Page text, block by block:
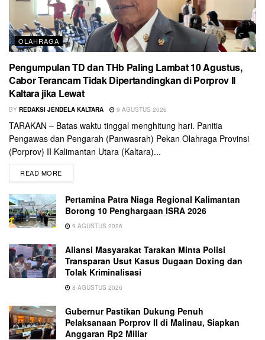
OLAHRAGA
Pengumpulan TD dan THb Paling Lambat 10 Agustus,
Cabor Terancam Tidak Dipertandingkan di Porprov II
Kaltara jika Lewat
BY REDAKSI JENDELA KALTARA 9 AGUSTUS 2026
TARAKAN – Batas waktu tinggal menghitung hari. Panitia
Pengawas dan Pengarah (Panwasrah) Pekan Olahraga Provinsi
(Porprov) II Kalimantan Utara (Kaltara)...
READ MORE
Pertamina Patra Niaga Regional Kalimantan
Borong 10 Penghargaan ISRA 2026
9 AGUSTUS 2026
Aliansi Masyarakat Tarakan Minta Polisi
Transparan Usut Kasus Dugaan Doxing dan
Tolak Kriminalisasi
8 AGUSTUS 2026
Gubernur Pastikan Dukung Penuh
Pelaksanaan Porprov II di Malinau, Siapkan
Anggaran Rp2 Miliar